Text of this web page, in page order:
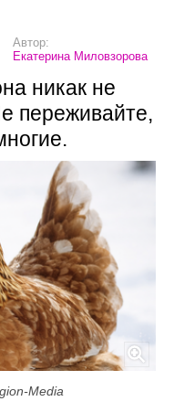
Автор:
Екатерина Миловзорова
никак не
переживайте,
Media